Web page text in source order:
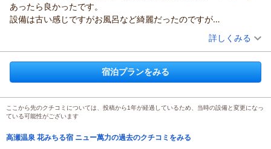
あったら良かったです。
設備は古い感じですがお風呂など綺麗だったのですが
ひとつ残念なのが洗面所が掃除がちょっとで汚れと毛髪がありま
全体的には、料理が美味しくまずまずだったと思いました
近辺にいろいろと見るところや公衆浴場や公園などもいくつかあ
ったり
楽しめそうでした。また機会ございましたら宜しくお願い致しま
す。^_^
（投稿日：2025/09/20）
宿泊時期： 2025年09月宿泊 (一人旅)
投稿者： ＳＨＩＧＥさん(男性/50代)
【グレードアップ（夕朝食付）】日替わりでとっておき食材を
追加！越後・山海の幸たっぷり会席【会場食】
宿泊価格帯： 17,001～18,000円(大人一人あたり/税込)
詳しくみる
宿泊プランをみる
ここから先のクチコミについては、投稿から1年が経過しているため、当時の設備と変更になっ
ている可能性がございます
高瀬温泉 花みちる宿 ニュー萬力の過去のクチコミをみる